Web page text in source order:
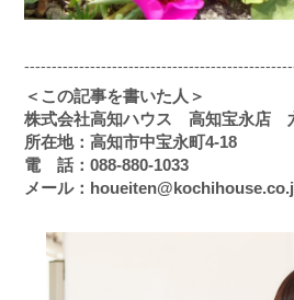
＜この記事を書いた人＞
株式会社高知ハウス 高知宝永店
所在地：高知市中宝永町4-18
電 話：088-880-1033
メール：